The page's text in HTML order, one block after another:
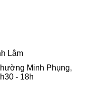
Lâm
Minh Phụng,
- 18h